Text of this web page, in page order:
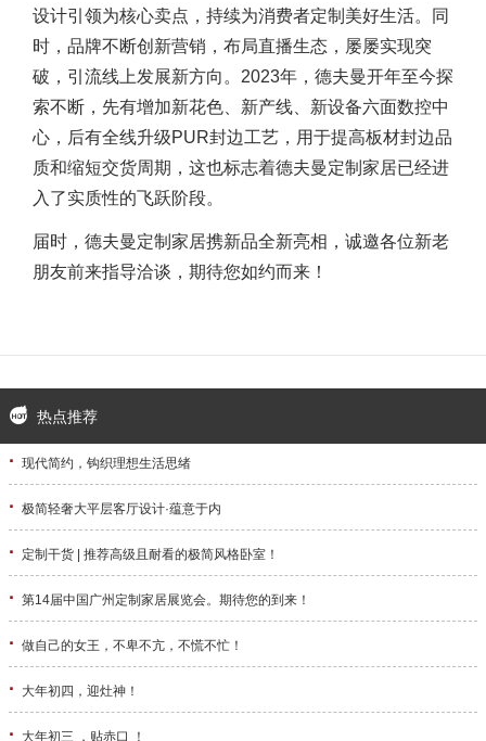
设计引领为核心卖点，持续为消费者定制美好生活。同
时，品牌不断创新营销，布局直播生态，屡屡实现突
破，引流线上发展新方向。2023年，德夫曼开年至今探
索不断，先有增加新花色、新产线、新设备六面数控中
心，后有全线升级PUR封边工艺，用于提高板材封边品
质和缩短交货周期，这也标志着德夫曼定制家居已经进
入了实质性的飞跃阶段。
届时，德夫曼定制家居携新品全新亮相，诚邀各位新老
朋友前来指导洽谈，期待您如约而来！
热点推荐
· 现代简约，钩织理想生活思绪
· 极简轻奢大平层客厅设计·蕴意于内
· 定制干货 | 推荐高级且耐看的极简风格卧室！
· 第14届中国广州定制家居展览会。期待您的到来！
· 做自己的女王，不卑不亢，不慌不忙！
· 大年初四，迎灶神！
· 大年初三 ，贴赤口 ！